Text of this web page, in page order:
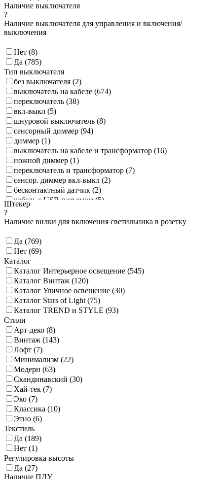
Наличие выключателя
?
Наличие выключателя для управления и включения/
выключения
Нет (8)
Да (785)
Тип выключателя
без выключателя (2)
выключатель на кабеле (674)
переключатель (38)
вкл-выкл (5)
шнуровой выключатель (8)
сенсорный диммер (94)
диммер (1)
выключатель на кабеле и трансформатор (16)
ножной диммер (1)
переключатель и трансформатор (7)
сенсор. диммер вкл-выкл (2)
бесконтактный датчик (2)
кабель с USB-разъемом (5)
сенсорный выключатель (
Штекер
?
Наличие вилки для включения светильника в розетку
Да (769)
Нет (69)
Каталог
Каталог Интерьерное освещение (545)
Каталог Винтаж (120)
Каталог Уличное освещение (30)
Каталог Stars of Light (75)
Каталог TREND и STYLE (93)
Стили
Арт-деко (8)
Винтаж (143)
Лофт (7)
Минимализм (22)
Модерн (63)
Скандинавский (30)
Хай-тек (7)
Эко (7)
Классика (10)
Этно (6)
Текстиль
Да (189)
Нет (1)
Регулировка высоты
Да (27)
Наличие ПДУ